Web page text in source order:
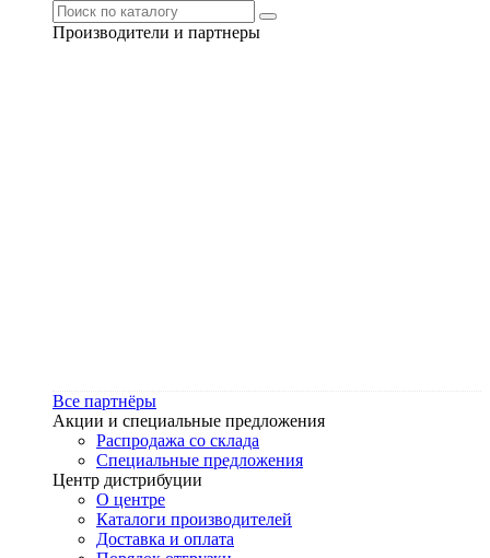
Производители и партнеры
Все партнёры
Акции и специальные предложения
Распродажа со склада
Специальные предложения
Центр дистрибуции
О центре
Каталоги производителей
Доставка и оплата